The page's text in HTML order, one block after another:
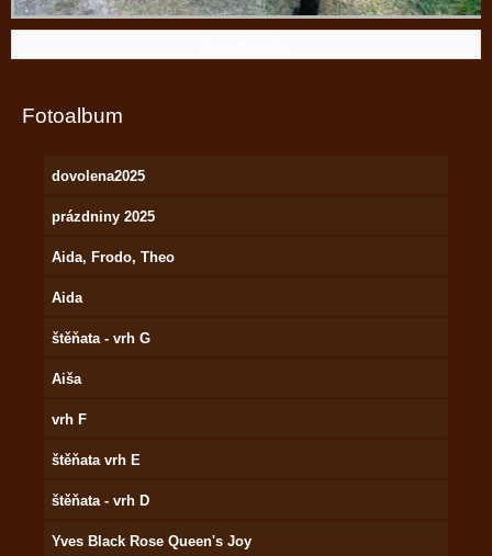
Fotoalbum
dovolena2025
prázdniny 2025
Aida, Frodo, Theo
Aida
štěňata - vrh G
Aiša
vrh F
štěňata vrh E
štěňata - vrh D
Yves Black Rose Queen's Joy